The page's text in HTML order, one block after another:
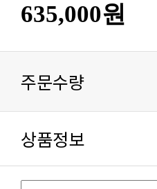
635,000원
주문수량
상품정보